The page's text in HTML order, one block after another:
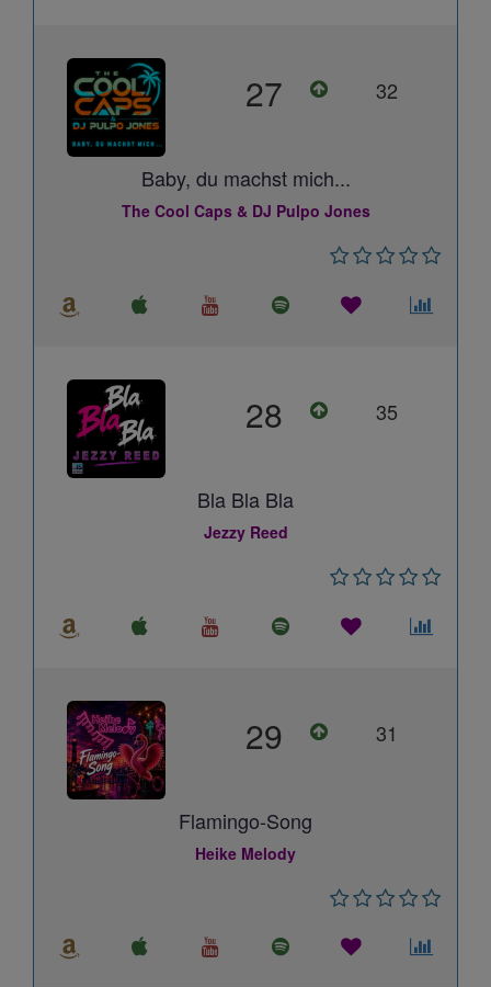
27 32
Baby, du machst mich...
The Cool Caps & DJ Pulpo Jones
28 35
Bla Bla Bla
Jezzy Reed
29 31
Flamingo-Song
Heike Melody